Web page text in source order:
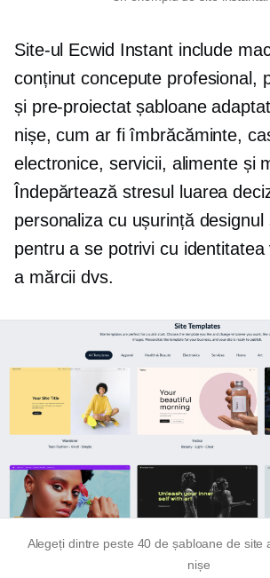
Site-ul Ecwid Instant include
conținut concepute profesional,
și pre-proiectatșabloane
nișe, cum ar fi îmbrăcăminte,
electronice, servicii, alimente și
Îndepărtează stresul
luarea
personaliza cu ușurință designul
pentru a se potrivi cu identitatea
a mărcii dvs.
Alegeți dintre peste 40 de șabloane de site
nișe